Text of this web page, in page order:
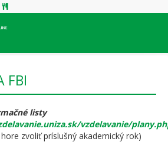
FBI
listy
vzdelavanie/
zvoliť príslušný akademický rok)